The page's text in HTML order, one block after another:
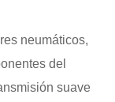
neumáticos,
del
suave